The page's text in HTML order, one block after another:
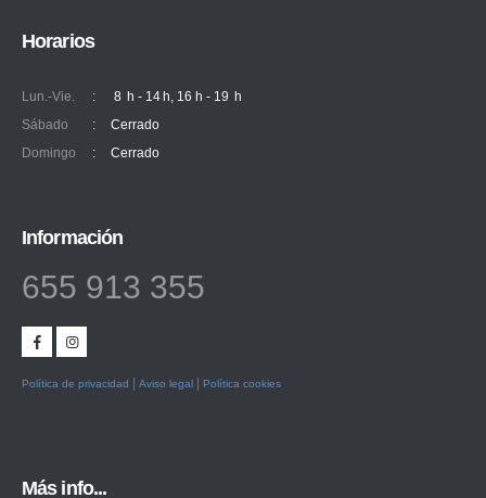
Horarios
Lun.-Vie. :
8 h - 14 h, 16 h - 19 h
Sábado
:
Cerrado
Domingo
: Cerrado
Información
655 913 355
Política de privacidad Aviso legal Política cookies
Más info...